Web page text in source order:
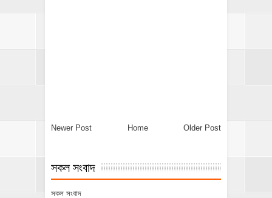
Newer Post Older Post
Home
সকল সংবাদ
সকল সংবাদ